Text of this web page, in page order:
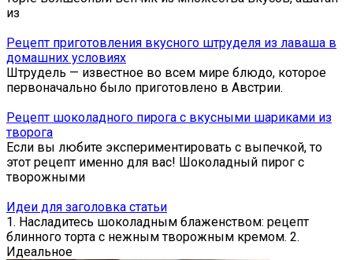
из
Рецепт приготовления вкусного штруделя из лаваша в
домашних условиях
Штрудель — известное во всем мире блюдо, которое
первоначально было приготовлено в Австрии.
Рецепт шоколадного пирога с вкусными шариками из
творога
Если вы любите экспериментировать с выпечкой, то
этот рецепт именно для вас! Шоколадный пирог с
творожными
Идеи для заголовка статьи
1. Насладитесь шоколадным блаженством: рецепт
блинного торта с нежным творожным кремом. 2.
Идеальное